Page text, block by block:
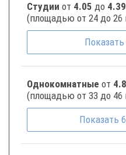
Студии от 4.05 до
(площадью от 24 до 26
Показать
Однокомнатные от
(площадью от 33 до 46
Показать